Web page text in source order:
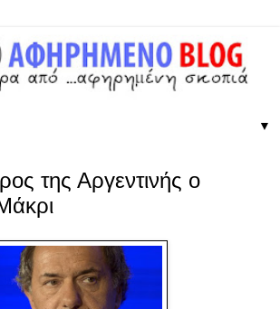
▼
της Αργεντινής ο